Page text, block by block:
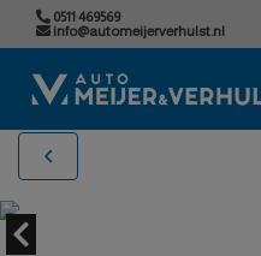
0511 469569
info@automeijerverhulst.nl